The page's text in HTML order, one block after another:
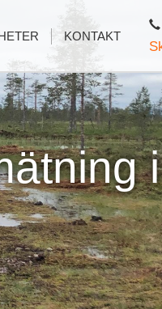
KONTAKT
i